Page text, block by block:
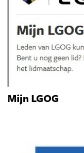
Mijn LGOG